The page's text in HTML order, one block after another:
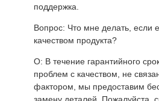
поддержка.
Вопрос: Что мне делать, если
качеством продукта?
О: В течение гарантийного
проблем с качеством, не
фактором, мы предоставим